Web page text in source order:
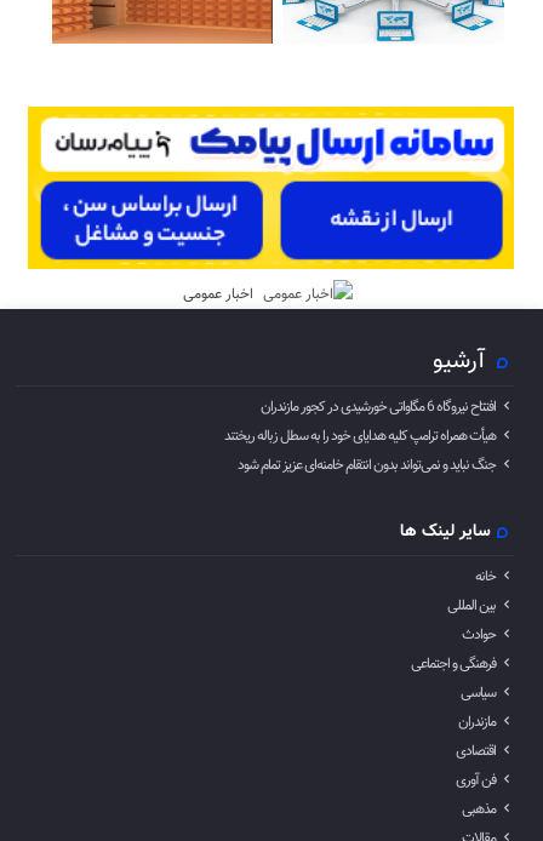
اخبار عمومی
آرشیو
افتتاح نیروگاه 6 مگاواتی خورشیدی در کجور مازندران
هیأت همراه ترامپ کلیه هدایای خود را به سطل زباله ریختند
جنگ نباید و نمی‌تواند بدون انتقام خامنه‌ای عزیز تمام شود
سایر لینک ها
خانه
بین المللی
حوادث
فرهنگی و اجتماعی
سیاسی
مازندران
اقتصادی
فن آوری
مذهبی